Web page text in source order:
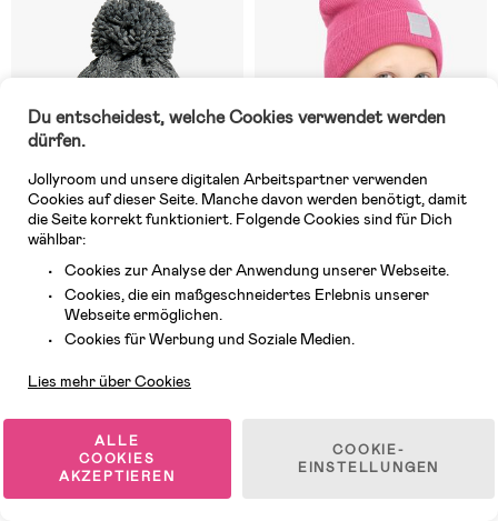
Auf Lager
Nordbjørn Fjällnäs Mütze, Grey
13,99 €
UVP: 14,99 €
Auf Lager
1
Du entscheidest, welche Cookies verwendet werden
dürfen.
Jollyroom und unsere digitalen Arbeitspartner verwenden
Cookies auf dieser Seite. Manche davon werden benötigt, damit
die Seite korrekt funktioniert. Folgende Cookies sind für Dich
wählbar:
Cookies zur Analyse der Anwendung unserer Webseite.
Cookies, die ein maßgeschneidertes Erlebnis unserer
Webseite ermöglichen.
Cookies für Werbung und Soziale Medien.
Lies mehr über Cookies
ALLE
COOKIES
AKZEPTIEREN
COOKIE-
EINSTELLUNGEN